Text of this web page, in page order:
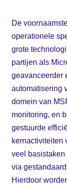
De
operationele
grote
partijen als
geavanceerder
automatisering
domein van
monitoring, en
gestuurde
kernactiviteiten
veel
via
Hierdoor